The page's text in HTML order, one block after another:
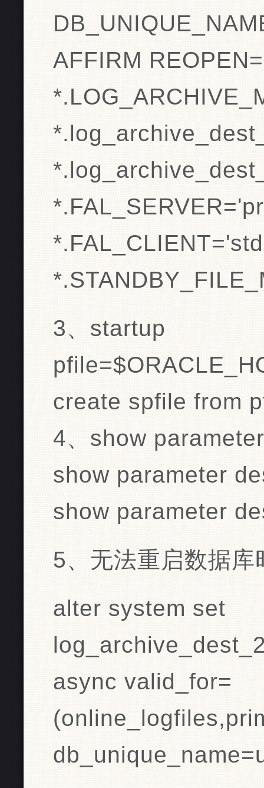
AFFIRM
3、startup
create spfile from
4、show
show parameter
show parameter
5、无法重启数据
alter system set
async valid_for=